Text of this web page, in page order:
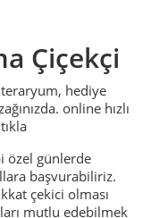
Çiçekçi
hediye
online hızlı
özel günlerde
başvurabiliriz.
çekici olması
mutlu edebilmek